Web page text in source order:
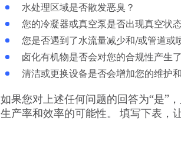
水处理区域是否散发恶臭？
您的冷凝器或真空泵是否出现真空状
您是否遇到了水流量减少和/或管道或
卤化有机物是否会对您的合规性产生
清洁或更换设备是否会增加您的维护
如果您对上述任何问题的回答为“是”
生产率和效率的可能性。 填写下表，